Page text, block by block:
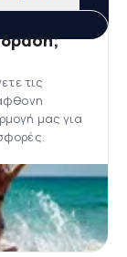
τις
μας για